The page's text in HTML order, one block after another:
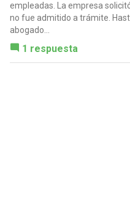
empleadas. La empresa
no fue admitido a trámite.
abogado...
1 respuesta